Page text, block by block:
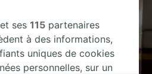
ses115 partenaires
à des informations,
uniques de cookies
personnelles, sur un